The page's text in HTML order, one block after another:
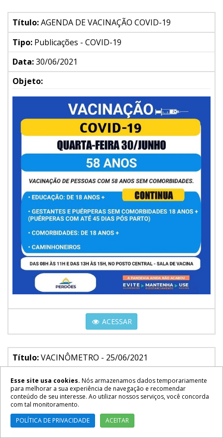
Título:AGENDA DE VACINAÇÃO COVID-19
Tipo: Publicações - COVID-19
Data:30/06/2021
Objeto:
ACESSAR
Título:VACINÔMETRO - 25/06/2021
Tipo:Publicações - COVID-19
Data:30/06/2021
Objeto:
Esse site usa cookies. Nós armazenamos dados temporariamente
para melhorar a sua experiência de navegação e recomendar
conteúdo de seu interesse. Ao utilizar nossos serviços, você concorda
com tal monitoramento.
POLÍTICA DE PRIVACIDADE
ACEITAR